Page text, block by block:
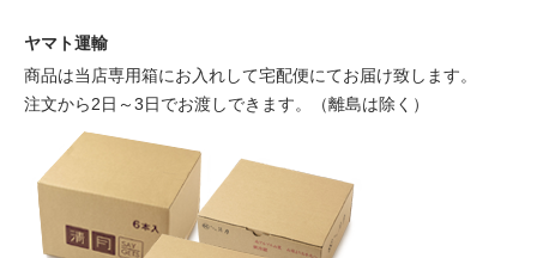
ヤマト運輸
商品は当店専用箱にお入れして宅配便にてお届け致します。
注文から2日～3日でお渡しできます。（離島は除く）